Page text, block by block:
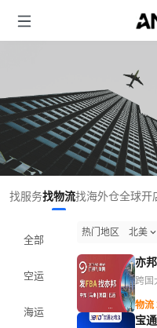
找服务找物流找海外仓全球开
全部
空运
海运
热门地区 北美
亦
跨国
物流
宝